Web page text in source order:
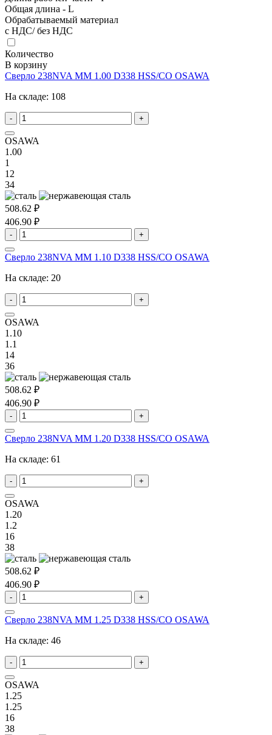
Общая длина - L
Обрабатываемый материал
с НДС/ без НДС
Количество
В корзину
Сверло 238NVA MM 1.00 D338 HSS/CO OSAWA
На складе: 108
- +
OSAWA
1.00
1
12
34
508.62 ₽
406.90 ₽
- +
Сверло 238NVA MM 1.10 D338 HSS/CO OSAWA
На складе: 20
- +
OSAWA
1.10
1.1
14
36
508.62 ₽
406.90 ₽
- +
Сверло 238NVA MM 1.20 D338 HSS/CO OSAWA
На складе: 61
- +
OSAWA
1.20
1.2
16
38
508.62 ₽
406.90 ₽
- +
Сверло 238NVA MM 1.25 D338 HSS/CO OSAWA
На складе: 46
- +
OSAWA
1.25
1.25
16
38